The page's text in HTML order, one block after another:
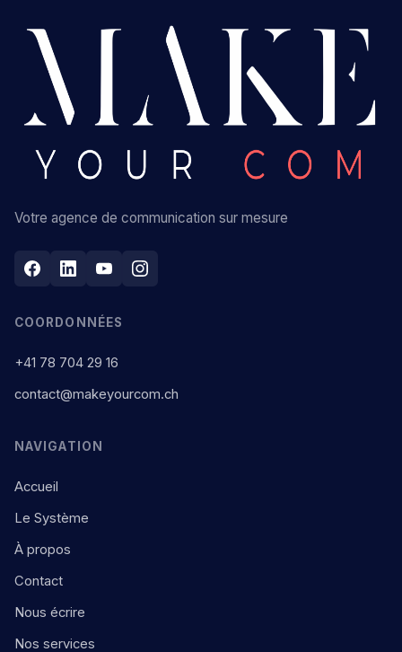
Votre agence de communication sur mesure
COORDONNÉES
+41 78 704 29 16
contact@makeyourcom.ch
NAVIGATION
Accueil
Le Système
À propos
Contact
Nous écrire
Nos services